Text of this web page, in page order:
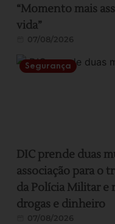
“Momento mais
vida”
07/08/2026
Segurança
DIC prende duas
associação para o
da Polícia Militar e
drogas e dinheiro
07/08/2026